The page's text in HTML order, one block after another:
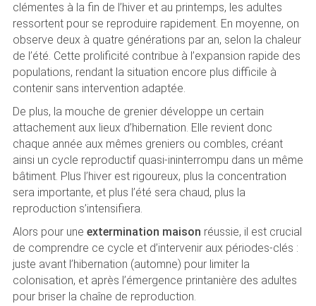
clémentes à la fin de l’hiver et au printemps, les adultes
ressortent pour se reproduire rapidement. En moyenne, on
observe deux à quatre générations par an, selon la chaleur
de l’été. Cette prolificité contribue à l’expansion rapide des
populations, rendant la situation encore plus difficile à
contenir sans intervention adaptée.
De plus, la mouche de grenier développe un certain
attachement aux lieux d’hibernation. Elle revient donc
chaque année aux mêmes greniers ou combles, créant
ainsi un cycle reproductif quasi-ininterrompu dans un même
bâtiment. Plus l’hiver est rigoureux, plus la concentration
sera importante, et plus l’été sera chaud, plus la
reproduction s’intensifiera.
Alors pour une extermination maison réussie, il est crucial
de comprendre ce cycle et d’intervenir aux périodes-clés :
juste avant l’hibernation (automne) pour limiter la
colonisation, et après l’émergence printanière des adultes
pour briser la chaîne de reproduction.